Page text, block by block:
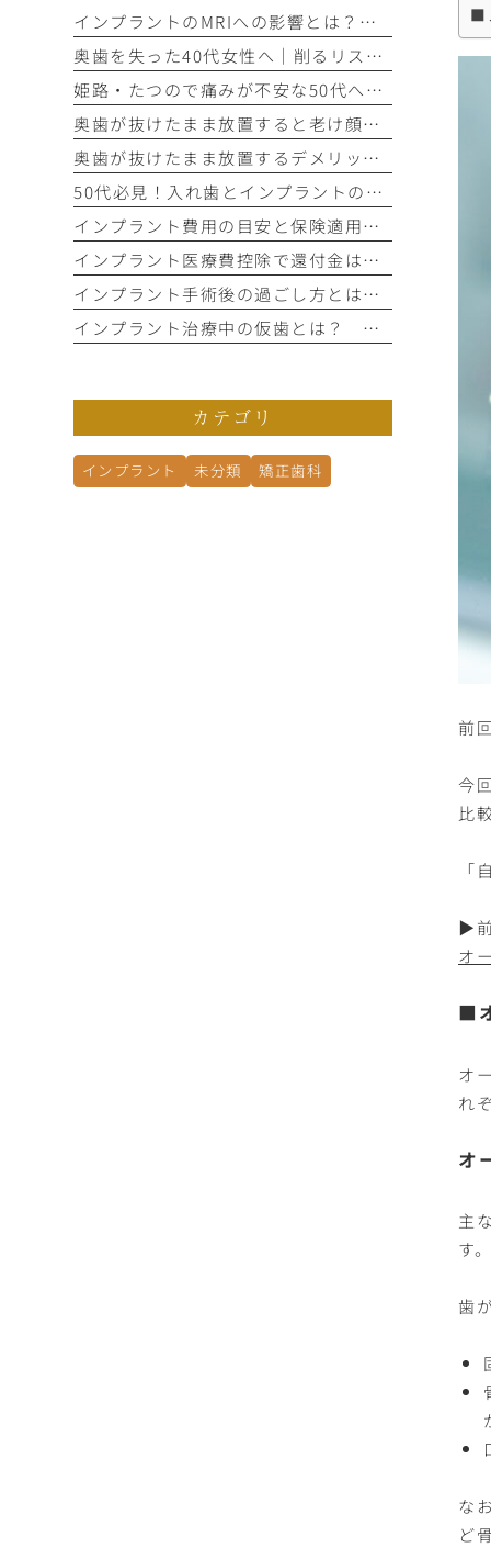
■
前
今
比
「
▶
オ
■
オ
れ
オ
主
す。
歯
な
ど
インプラントのMRIへの影響とは？噂の真偽を歯科医師が解説
奥歯を失った40代女性へ｜削るリスクと通院回数で選ぶ3つの治療法
姫路・たつので痛みが不安な50代へ｜後悔しないインプラント歯科選び
奥歯が抜けたまま放置すると老け顔に？顔のゆがみとたるみの関係性
奥歯が抜けたまま放置するデメリットは？肩こりや顔の歪みの原因に
50代必見！入れ歯とインプラントの違いを比較する5つの判断基準
インプラント費用の目安と保険適用の条件！追加費用を防ぐ確認手順
インプラント医療費控除で還付金はいくら？年収別計算と申請手順
インプラント手術後の過ごし方とは？ 腫れ・痛み・運動の疑問Q＆A
インプラント治療中の仮歯とは？ 入れない場合もあるの？
カテゴリ
インプラント 未分類 矯正歯科